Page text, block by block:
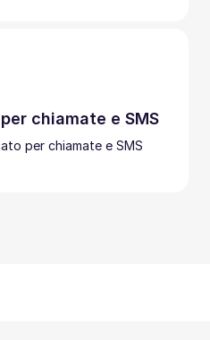
chiamate e SMS
per chiamate e SMS